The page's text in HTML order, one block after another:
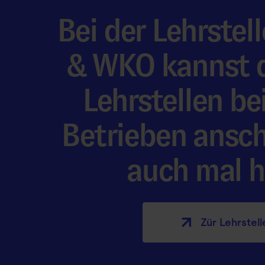
Bei der
& WKO kannst
Lehrstellen
Betrieben
auch mal
Zür